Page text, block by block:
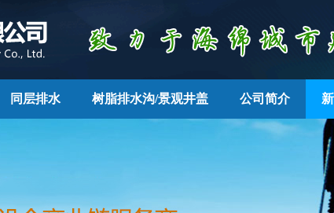
同层排水 树脂排水沟/景观井盖 公司简介